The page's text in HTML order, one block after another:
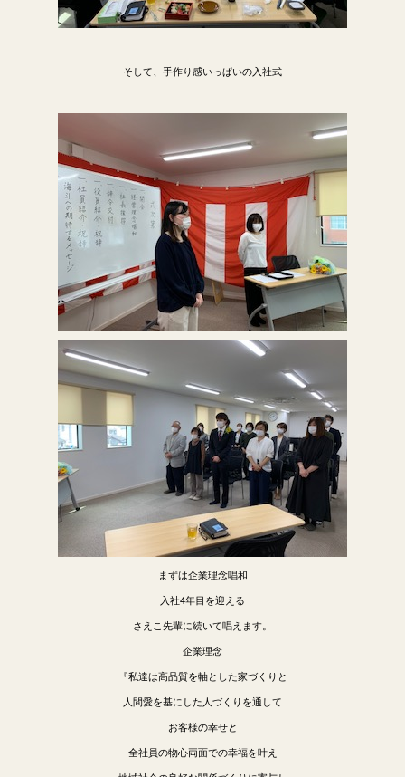
そして、手作り感いっぱいの入社式
まずは企業理念唱和
入社4年目を迎える
さえこ先輩に続いて唱えます。
企業理念
『私達は高品質を軸とした家づくりと
人間愛を基にした人づくりを通して
お客様の幸せと
全社員の物心両面での幸福を叶え